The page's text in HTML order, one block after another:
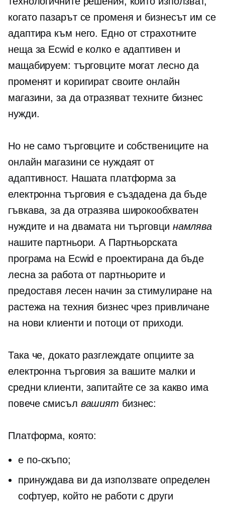
когато пазарът се променя и бизнесът им се
адаптира към него. Едно от страхотните
неща за Ecwid е колко е адаптивен и
мащабируем: търговците могат лесно да
променят и коригират своите онлайн
магазини, за да отразяват техните бизнес
нужди.
Но не само търговците и собствениците на
онлайн магазини се нуждаят от
адаптивност. Нашата платформа за
електронна търговия е създадена да бъде
гъвкава, за да отразява широкообхватен
нуждите и на двамата ни търговци намлява
нашите партньори. А Партньорската
програма на Ecwid е проектирана да бъде
лесна за работа от партньорите и
предоставя лесен начин за стимулиране на
растежа на техния бизнес чрез привличане
на нови клиенти и потоци от приходи.
Така че, докато разглеждате опциите за
електронна търговия за вашите малки и
средни клиенти, запитайте се за какво има
повече смисъл вашият бизнес:
Платформа, която:
е по-скъпо;
принуждава ви да използвате определен
софтуер, който не работи с други